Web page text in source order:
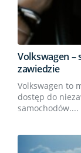
Volkswagen
zawiedzie
Volkswagen to
dostęp do
samochodów....